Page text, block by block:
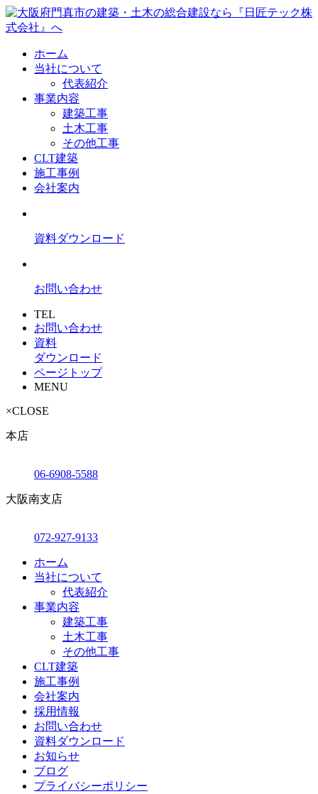
ホーム
当社について
代表紹介
事業内容
建築工事
土木工事
その他工事
CLT建築
施工事例
会社案内
資料ダウンロード
お問い合わせ
TEL
お問い合わせ
資料
ダウンロード
ページトップ
MENU
×CLOSE
本店
06-6908-5588
大阪南支店
072-927-9133
ホーム
当社について
代表紹介
事業内容
建築工事
土木工事
その他工事
CLT建築
施工事例
会社案内
採用情報
お問い合わせ
資料ダウンロード
お知らせ
ブログ
プライバシーポリシー